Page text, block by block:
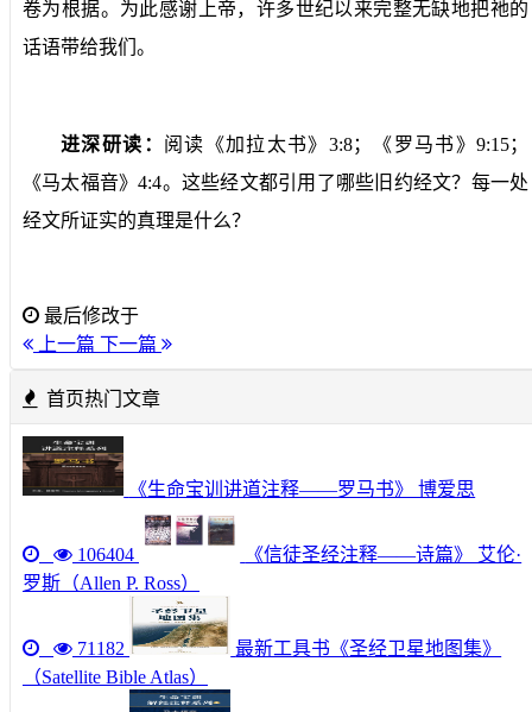
卷为根据。为此感谢上帝，许多世纪以来完整无缺地把祂的
话语带给我们。
进深研读： 阅读《加拉太书》 3:8；《罗马书》9:15；
《马太福音》4:4。这些经文都引用了哪些旧约经文？每一处
经文所证实的真理是什么？
最后修改于
上一篇 下一篇
首页热门文章
《生命宝训讲道注释——罗马书》 博爱思
106404
《信徒圣经注释——诗篇》 艾伦·
罗斯（Allen P. Ross）
71182
最新工具书《圣经卫星地图集》
（Satellite Bible Atlas）